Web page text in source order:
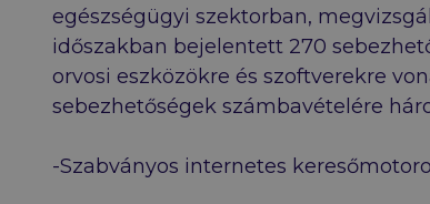
egészségügyi szektorban,
időszakban bejelentett 270
orvosi eszközökre és szoftverekre
sebezhetőségek számbavételére
-Szabványos internetes